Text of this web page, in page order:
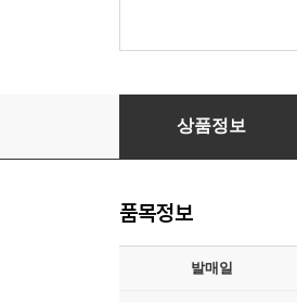
Camera Obscura (
상품정보
품목정보
발매일